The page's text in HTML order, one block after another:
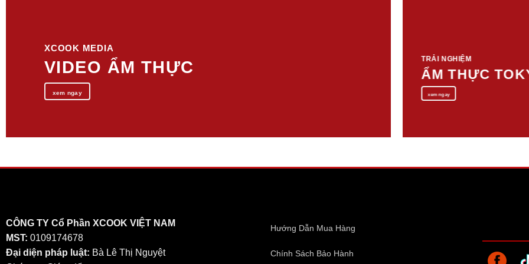
XCOOK MEDIA
VIDEO ẨM THỰC
xem ngay
TRẢI NGHIỆM
ẨM THỰC
xem ngay
CÔNG TY Cổ Phần XCOOK VIỆT NAM
MST: 0109174678
Đại diện pháp luật: Bà Lê Thị Nguyệt
Hướng Dẫn Mua Hàng
Chính Sách Bảo Hành